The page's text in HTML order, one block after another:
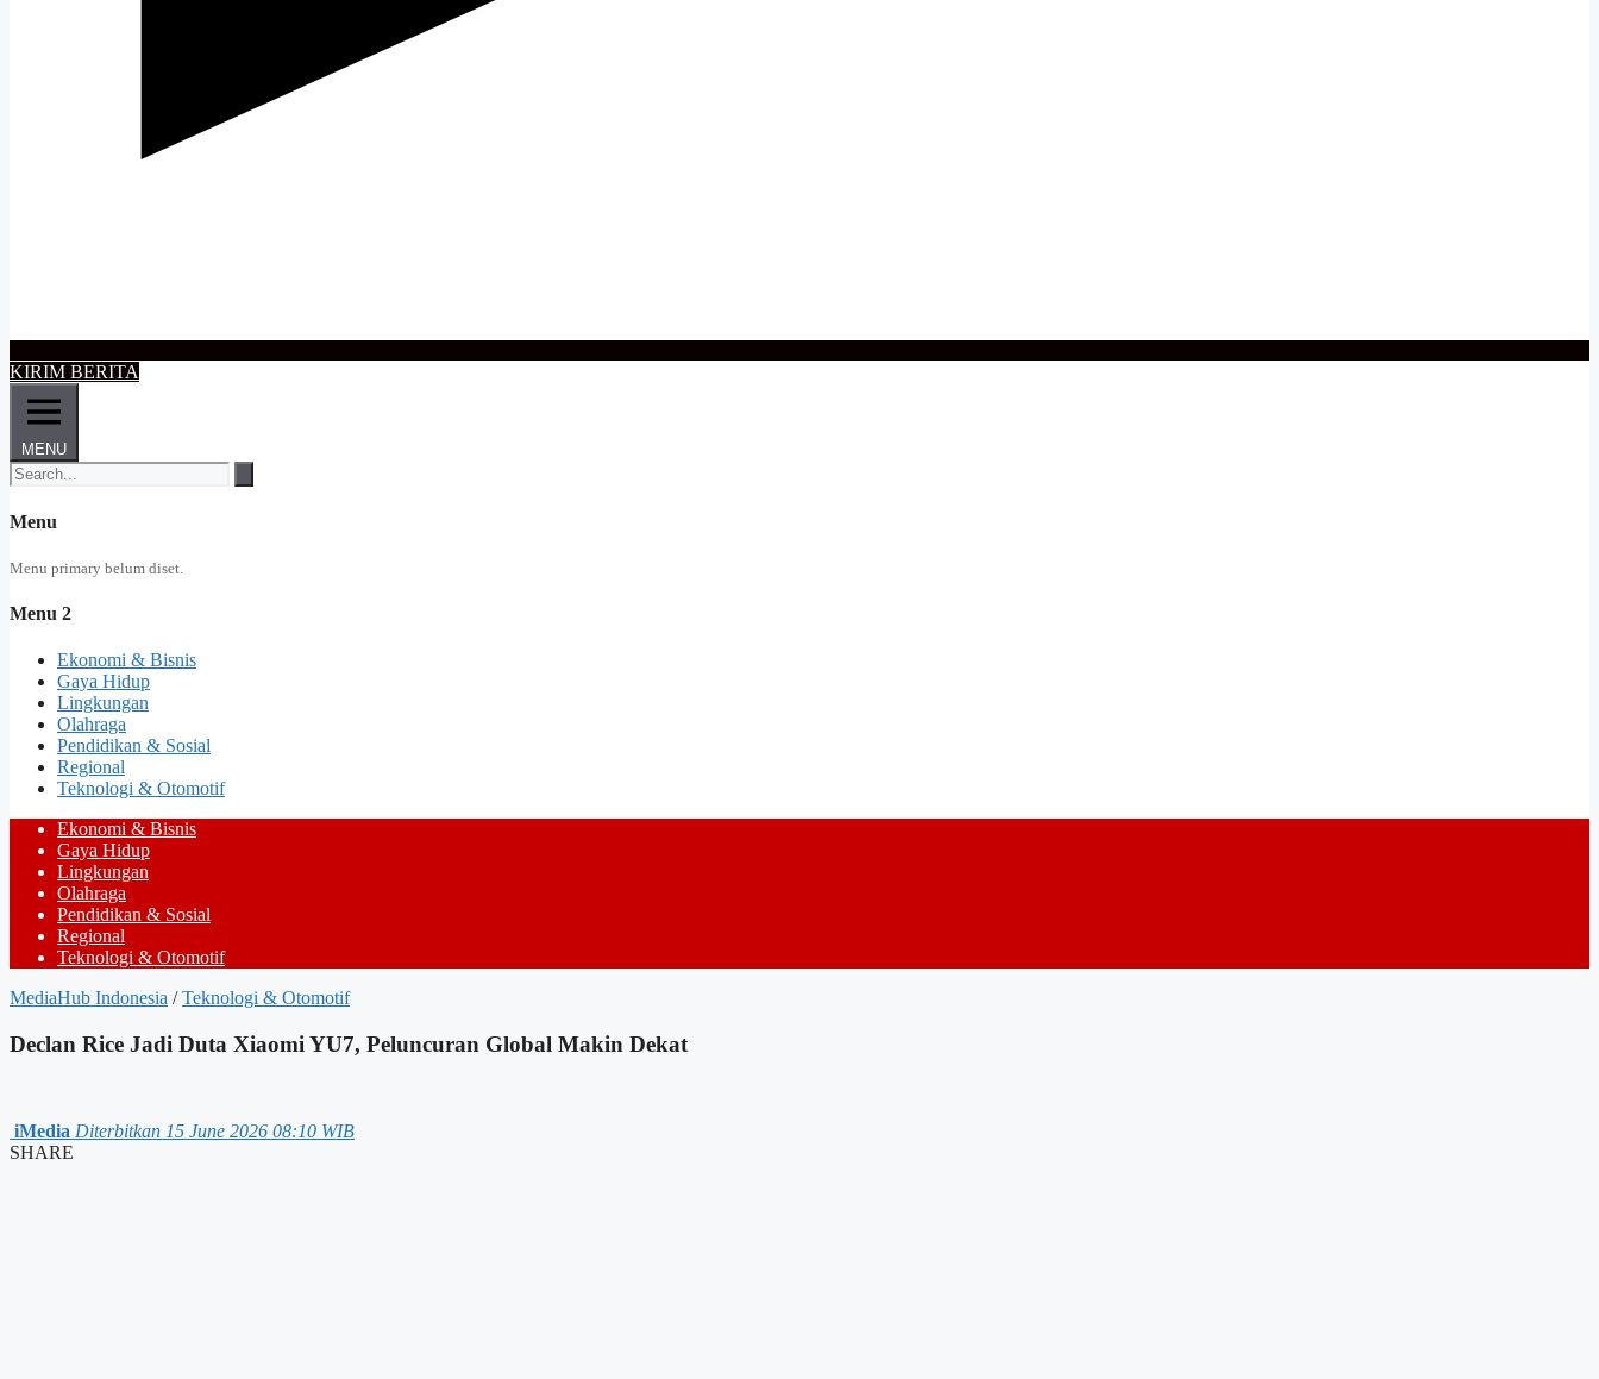
KIRIM BERITA
MENU
Menu
Menu primary belum diset.
Menu 2
Ekonomi & Bisnis
Gaya Hidup
Lingkungan
Olahraga
Pendidikan & Sosial
Regional
Teknologi & Otomotif
Ekonomi & Bisnis
Gaya Hidup
Lingkungan
Olahraga
Pendidikan & Sosial
Regional
Teknologi & Otomotif
MediaHub Indonesia / Teknologi & Otomotif
Declan Rice Jadi Duta Xiaomi YU7, Peluncuran Global Makin Dekat
iMedia Diterbitkan 15 June 2026 08:10 WIB
SHARE